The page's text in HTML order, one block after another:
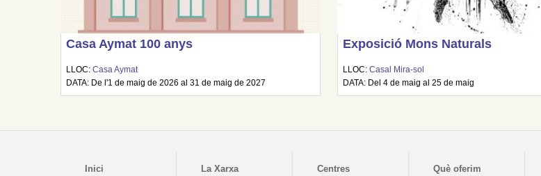
Casa Aymat 100 anys
LLOC:Casa Aymat
DATA: De l'1 de maig de 2026 al 31 de maig de 2027
Exposició Mons Naturals
LLOC:Casal Mira-sol
DATA: Del 4 de maig al 25 de maig
Inici La Xarxa Centres Què oferim